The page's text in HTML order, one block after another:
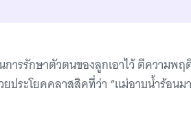
การรักษาตัวตนของลูกเอาไว้ ตีความ
ระโยคคลาสสิคที่ว่า “แม่อาบน้ำร้อนม